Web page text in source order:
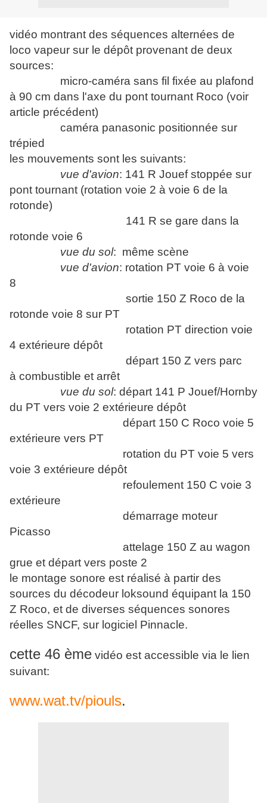
vidéo montrant des séquences alternées de
loco vapeur sur le dépôt provenant de deux
sources:
micro-caméra sans fil fixée au plafond
à 90 cm dans l'axe du pont tournant Roco (voir
article précédent)
caméra panasonic positionnée sur
trépied
les mouvements sont les suivants:
vue d'avion: 141 R Jouef stoppée sur
pont tournant (rotation voie 2 à voie 6 de la
rotonde)
141 R se gare dans la
rotonde voie 6
vue du sol: même scène
vue d'avion: rotation PT voie 6 à voie
8
sortie 150 Z Roco de la
rotonde voie 8 sur PT
rotation PT direction voie
4 extérieure dépôt
départ 150 Z vers parc
à combustible et arrêt
vue du sol: départ 141 P Jouef/Hornby
du PT vers voie 2 extérieure dépôt
départ 150 C Roco voie 5
extérieure vers PT
rotation du PT voie 5 vers
voie 3 extérieure dépôt
refoulement 150 C voie 3
extérieure
démarrage moteur
Picasso
attelage 150 Z au wagon
grue et départ vers poste 2
le montage sonore est réalisé à partir des
sources du décodeur loksound équipant la 150
Z Roco, et de diverses séquences sonores
réelles SNCF, sur logiciel Pinnacle.
cette 46 ème vidéo est accessible via le lien
suivant:
www.wat.tv/piouls.